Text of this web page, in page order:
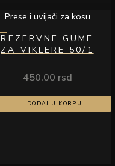
Prese i uvijači za kosu
REZERVNE GUME
ZA VIKLERE 50/1
450.00 rsd
DODAJ U KORPU